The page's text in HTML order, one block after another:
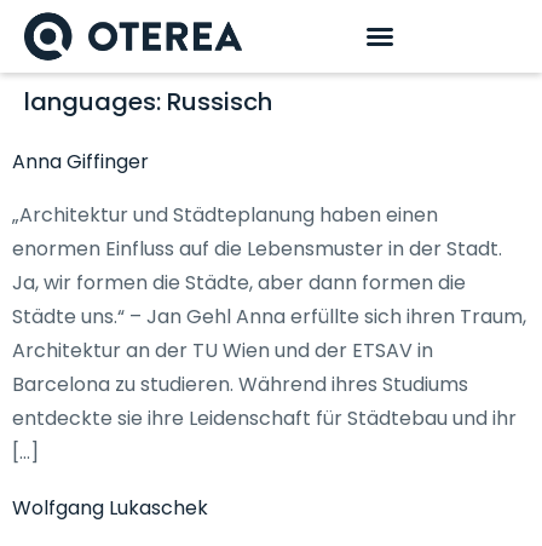
languages: Russisch
Anna Giffinger
„Architektur und Städteplanung haben einen
enormen Einfluss auf die Lebensmuster in der Stadt.
Ja, wir formen die Städte, aber dann formen die
Städte uns.“ – Jan Gehl Anna erfüllte sich ihren Traum,
Architektur an der TU Wien und der ETSAV in
Barcelona zu studieren. Während ihres Studiums
entdeckte sie ihre Leidenschaft für Städtebau und ihr
[…]
Wolfgang Lukaschek